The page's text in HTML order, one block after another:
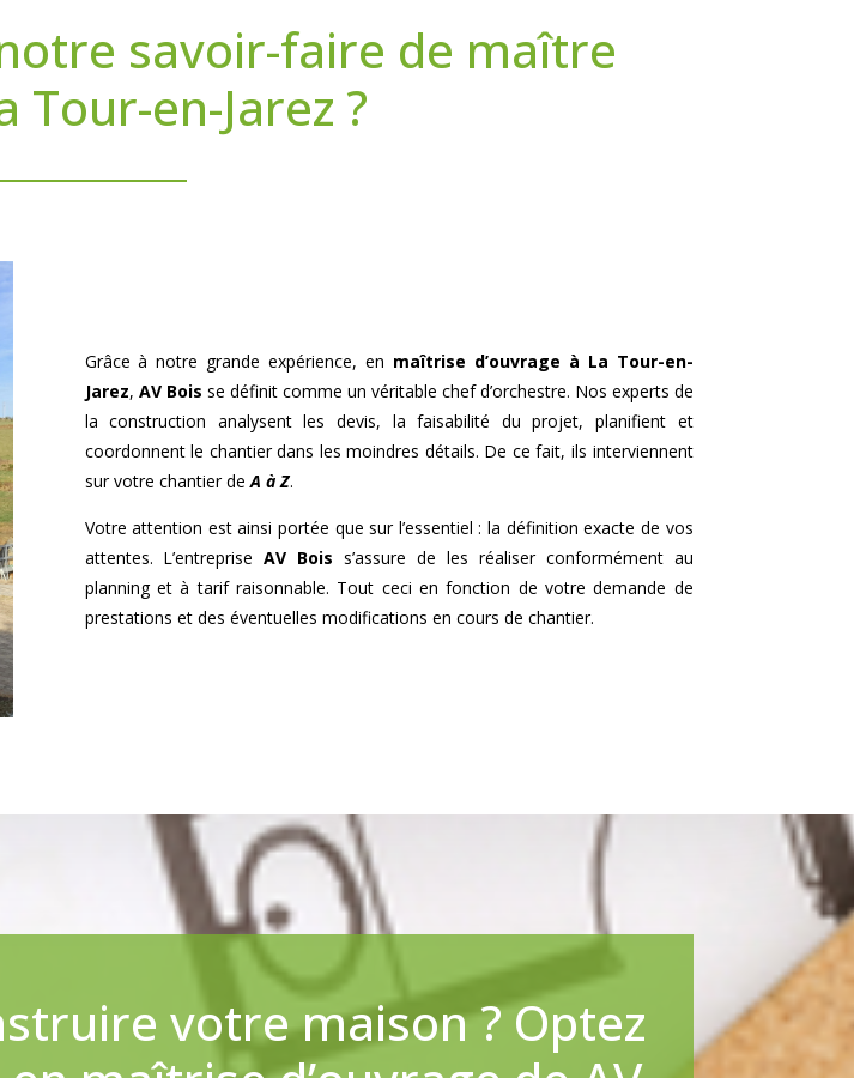
savoir-faire de maître
Tour-en-Jarez ?
Grâce à notre grande expérience, en maîtrise d’ouvrage à La Tour-en-
Jarez, AV Bois se définit comme un véritable chef d’orchestre. Nos experts de
la construction analysent les devis, la faisabilité du projet, planifient et
coordonnent le chantier dans les moindres détails. De ce fait, ils interviennent
sur votre chantier deA à Z.
Votre attention est ainsi portée que sur l’essentiel : la définition exacte de vos
attentes. L’entrepriseAV Bois s’assure de les réaliser conformément au
planning et à tarif raisonnable. Tout ceci en fonction de votre demande de
prestations et des éventuelles modifications en cours de chantier.
votre maison ? Optez